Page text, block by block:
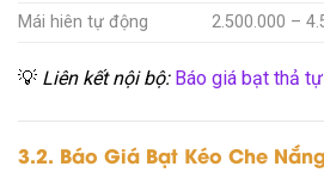
Mái hiên tự động
2.500.000 –
💡 Liên kết nội bộ: Báo giá bạt thả
3.2. Báo Giá Bạt Kéo Che